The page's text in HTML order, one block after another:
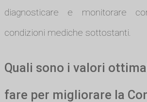
diagnosticare e monitorare
condizioni mediche sottostanti.
Quali sono i valori
fare per migliorare la